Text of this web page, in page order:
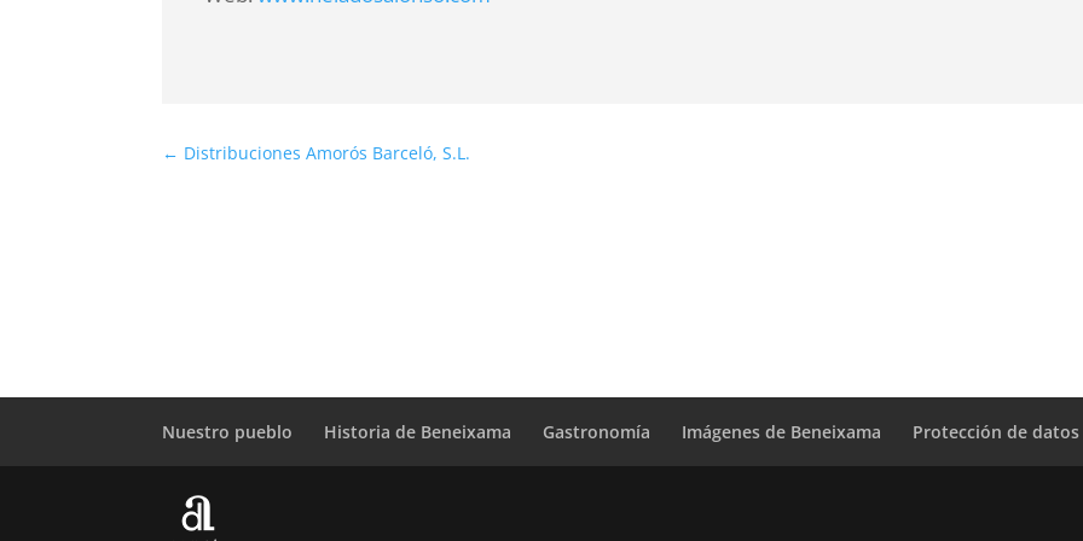
← Distribuciones Amorós Barceló, S.L.
Nuestro pueblo Historia de Beneixama Gastronomía Imágenes de Beneixama Protección de datos